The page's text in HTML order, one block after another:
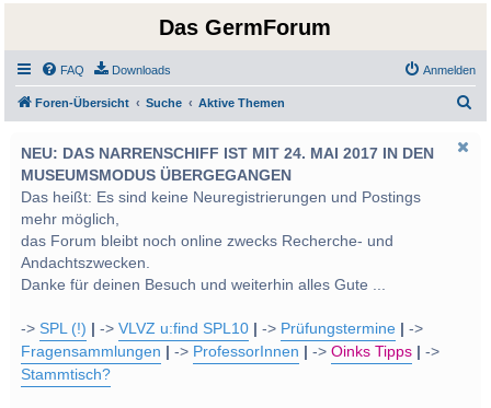
Das GermForum
FAQ Downloads Anmelden
Foren-Übersicht Suche Aktive Themen
NEU: DAS NARRENSCHIFF IST MIT 24. MAI 2017 IN DEN
MUSEUMSMODUS ÜBERGEGANGEN
Das heißt: Es sind keine Neuregistrierungen und Postings
mehr möglich,
das Forum bleibt noch online zwecks Recherche- und
Andachtszwecken.
Danke für deinen Besuch und weiterhin alles Gute ...
->SPL (!) ->VLVZ u:find SPL10 -> Prüfungstermine
->
Fragensammlungen
-> ProfessorInnen ->Oinks Tipps
->
Stammtisch?